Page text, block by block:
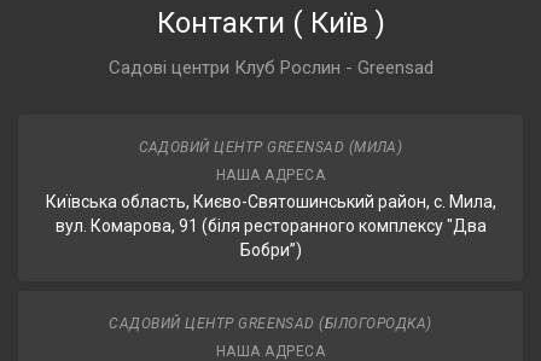
Контакти ( Київ )
Садові центри Клуб Рослин - Greensad
САДОВИЙ ЦЕНТР GREENSAD (МИЛА)
НАША АДРЕСА
Київська область, Києво-Святошинський район, с. Мила,
вул. Комарова, 91 (біля ресторанного комплексу "Два
Бобри”)
САДОВИЙ ЦЕНТР GREENSAD (БІЛОГОРОДКА)
НАША АДРЕСА